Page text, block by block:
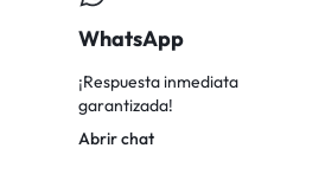
WhatsApp
¡Respuesta inmediata
garantizada!
Abrir chat